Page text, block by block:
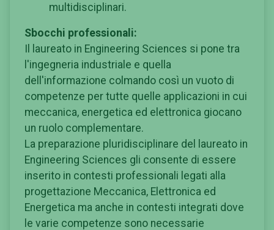
multidisciplinari.
Sbocchi professionali:
Il laureato in Engineering Sciences si pone tra
l'ingegneria industriale e quella
dell'informazione colmando così un vuoto di
competenze per tutte quelle applicazioni in cui
meccanica, energetica ed elettronica giocano
un ruolo complementare.
La preparazione pluridisciplinare del laureato in
Engineering Sciences gli consente di essere
inserito in contesti professionali legati alla
progettazione Meccanica, Elettronica ed
Energetica ma anche in contesti integrati dove
le varie competenze sono necessarie